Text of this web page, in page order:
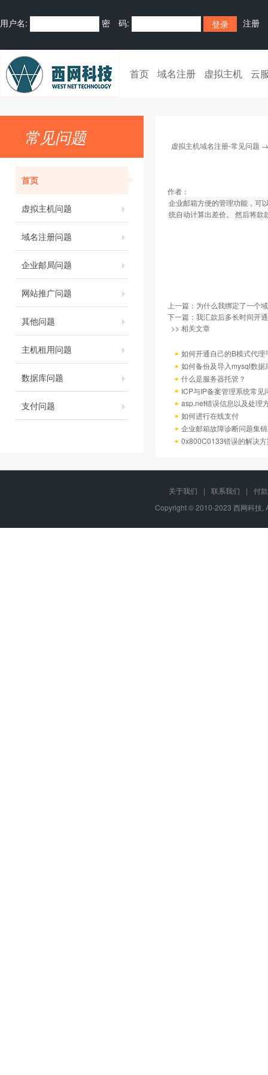
用户名: 密 码: 注册
首页 域名注册 虚拟主机 云
常见问题
首页
虚拟主机问题
域名注册问题
企业邮局问题
网站推广问题
其他问题
主机租用问题
数据库问题
支付问题
虚拟主机域名注册-常见问题
作者：
企业邮箱方便的管理功能，可
统自动计算出差价。 然后将款
上一篇： 为什么我绑定了一个
下一篇： 我汇款后多长时间开
>> 相关文章
如何开通自己的B模式代理
如何备份及导入mysql数据
什么是服务器托管？
ICP与IP备案管理系统常见
asp.net错误信息以及处理
如何进行在线支付
企业邮箱故障诊断问题集锦
0x800C0133错误的解决
关于我们 | 联系我们 |
付
Copyright © 2010-2023 西网科技